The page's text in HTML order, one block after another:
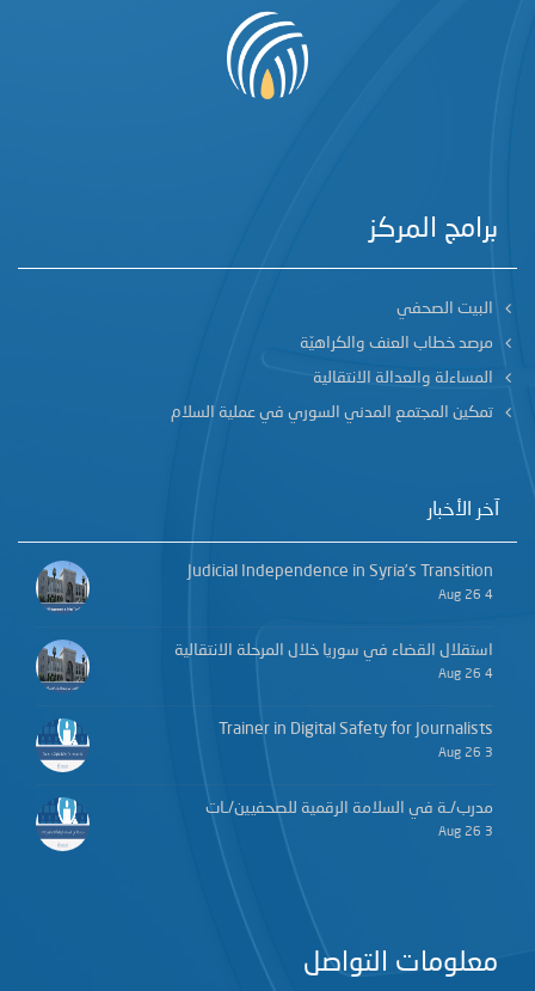
برامج المركز
البيت الصحفي
مرصد خطاب العنف والكراهيّة
المساءلة والعدالة الانتقالية
تمكين المجتمع المدني السوري في عملية السلام
آخر الأخبار
Judicial Independence in Syria’s Transition
4 Aug 26
استقلال القضاء في سوريا خلال المرحلة الانتقالية
4 Aug 26
Trainer in Digital Safety for Journalists
3 Aug 26
مدرب/ـة في السلامة الرقمية للصحفيين/ـات
3 Aug 26
معلومات التواصل